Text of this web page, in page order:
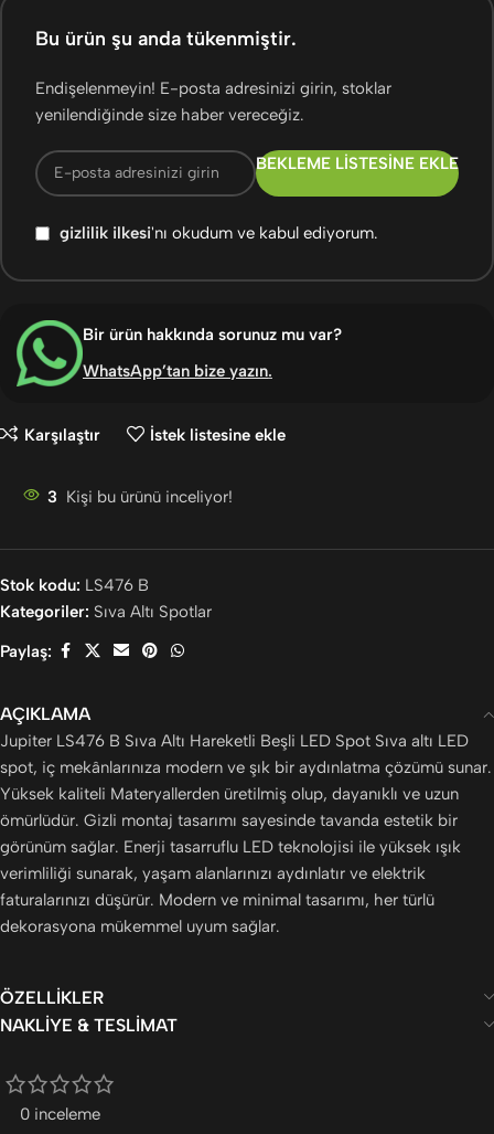
Bu ürün şu anda tükenmiştir.
Endişelenmeyin! E-posta adresinizi girin, stoklar
yenilendiğinde size haber vereceğiz.
BEKLEME LISTESINE EKLE
gizlilik ilkesi'nı okudum ve kabul ediyorum.
Bir ürün hakkında sorunuz mu var?
WhatsApp’tan bize yazın.
Karşılaştır İstek listesine ekle
3 Kişi bu ürünü inceliyor!
Stok kodu: LS476 B
Kategoriler: Sıva Altı Spotlar
Paylaş:
AÇIKLAMA
Jupiter LS476 B Sıva Altı Hareketli Beşli LED Spot Sıva altı LED
spot, iç mekânlarınıza modern ve şık bir aydınlatma çözümü sunar.
Yüksek kaliteli Materyallerden üretilmiş olup, dayanıklı ve uzun
ömürlüdür. Gizli montaj tasarımı sayesinde tavanda estetik bir
görünüm sağlar. Enerji tasarruflu LED teknolojisi ile yüksek ışık
verimliliği sunarak, yaşam alanlarınızı aydınlatır ve elektrik
faturalarınızı düşürür. Modern ve minimal tasarımı, her türlü
dekorasyona mükemmel uyum sağlar.
ÖZELLIKLER
NAKLIYE & TESLIMAT
0 inceleme